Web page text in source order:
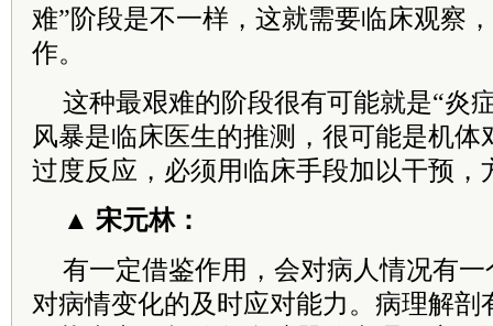
难”阶段是不一样，这就需要临床观察
作。
这种最艰难的阶段很有可能就是“炎
风暴是临床医生的推测，很可能是机体
过度反应，必须用临床手段加以干预，
▲ 宋元林：
有一定借鉴作用，会对病人情况有
对病情变化的及时应对能力。病理解剖